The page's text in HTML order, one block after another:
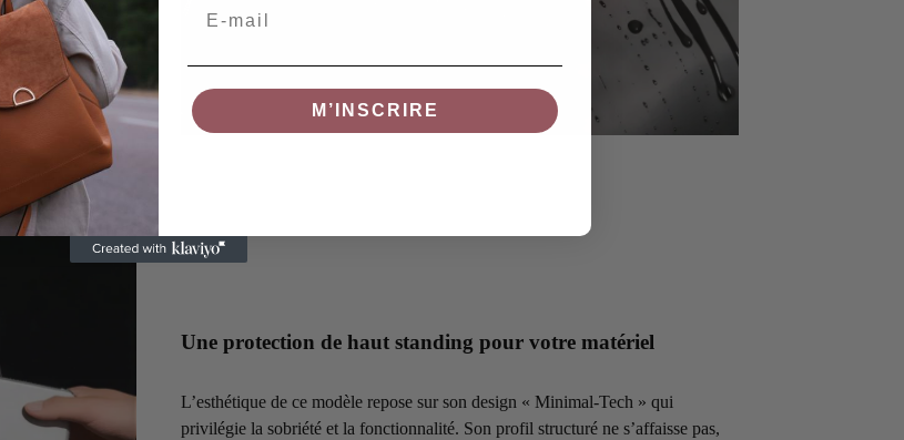
Une protection de haut standing pour votre matériel
L’esthétique de ce modèle repose sur son design « Minimal-Tech » qui
privilégie la sobriété et la fonctionnalité. Son profil structuré ne s’affaisse pas,
M’INSCRIRE